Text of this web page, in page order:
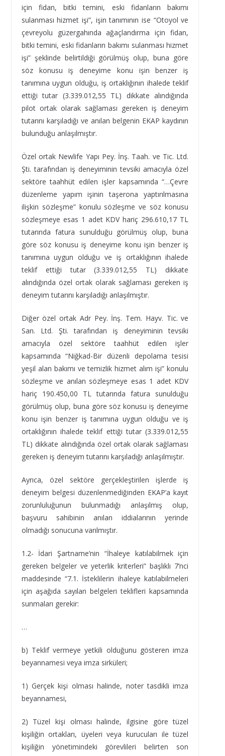
için fidan, bitki temini, eski fidanların bakımı
sulanması hizmet işi”, işin tanımının ise “Otoyol ve
çevreyolu güzergahında ağaçlandırma için fidan,
bitki temini, eski fidanların bakımı sulanması hizmet
işi” şeklinde belirtildiği görülmüş olup, buna göre
söz konusu iş deneyime konu işin benzer iş
tanımına uygun olduğu, iş ortaklığının ihalede teklif
ettiği tutar (3.339.012,55 TL) dikkate alındığında
pilot ortak olarak sağlaması gereken iş deneyim
tutarını karşıladığı ve anılan belgenin EKAP kaydının
bulunduğu anlaşılmıştır.
Özel ortak Newlife Yapı Pey. İnş. Taah. ve Tic. Ltd.
Şti. tarafından iş deneyiminin tevsiki amacıyla özel
sektöre taahhüt edilen işler kapsamında “…Çevre
düzenleme yapım işinin taşerona yaptırılmasına
ilişkin sözleşme” konulu sözleşme ve söz konusu
sözleşmeye esas 1 adet KDV hariç 296.610,17 TL
tutarında fatura sunulduğu görülmüş olup, buna
göre söz konusu iş deneyime konu işin benzer iş
tanımına uygun olduğu ve iş ortaklığının ihalede
teklif ettiği tutar (3.339.012,55 TL) dikkate
alındığında özel ortak olarak sağlaması gereken iş
deneyim tutarını karşıladığı anlaşılmıştır.
Diğer özel ortak Adr Pey. İnş. Tem. Hayv. Tic. ve
San. Ltd. Şti. tarafından iş deneyiminin tevsiki
amacıyla özel sektöre taahhüt edilen işler
kapsamında “Niğkad-Bir düzenli depolama tesisi
yeşil alan bakımı ve temizlik hizmet alım işi” konulu
sözleşme ve anılan sözleşmeye esas 1 adet KDV
hariç 190.450,00 TL tutarında fatura sunulduğu
görülmüş olup, buna göre söz konusu iş deneyime
konu işin benzer iş tanımına uygun olduğu ve iş
ortaklığının ihalede teklif ettiği tutar (3.339.012,55
TL) dikkate alındığında özel ortak olarak sağlaması
gereken iş deneyim tutarını karşıladığı anlaşılmıştır.
Ayrıca, özel sektöre gerçekleştirilen işlerde iş
deneyim belgesi düzenlenmediğinden EKAP’a kayıt
zorunluluğunun bulunmadığı anlaşılmış olup,
başvuru sahibinin anılan iddialarının yerinde
olmadığı sonucuna varılmıştır.
1.2- İdari Şartname’nin “İhaleye katılabilmek için
gereken belgeler ve yeterlik kriterleri” başlıklı 7’nci
maddesinde “7.1. İsteklilerin ihaleye katılabilmeleri
için aşağıda sayılan belgeleri teklifleri kapsamında
sunmaları gerekir:
…
b) Teklif vermeye yetkili olduğunu gösteren imza
beyannamesi veya imza sirküleri;
1) Gerçek kişi olması halinde, noter tasdikli imza
beyannamesi,
2) Tüzel kişi olması halinde, ilgisine göre tüzel
kişiliğin ortakları, üyeleri veya kurucuları ile tüzel
kişiliğin yönetimindeki görevlileri belirten son